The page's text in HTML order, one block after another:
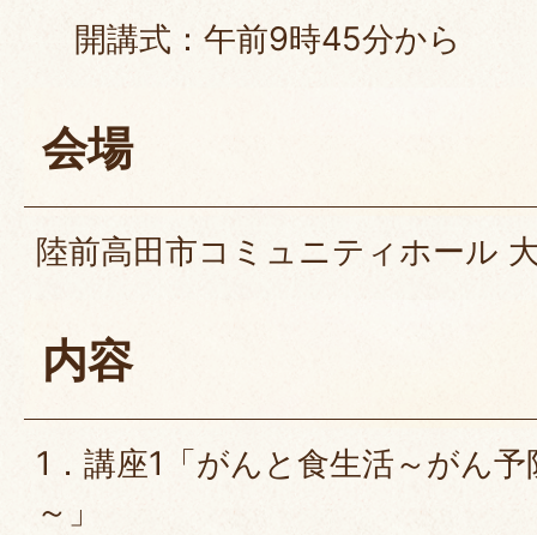
開講式：午前9時45分から
会場
陸前高田市コミュニティホール
内容
1．講座1「がんと食生活～がん
～」